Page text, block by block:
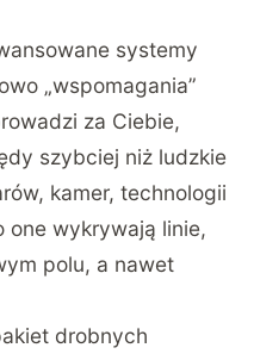
systemy
„wspomagania”
za Ciebie,
szybciej niż ludzkie
kamer, technologii
one wykrywają linie,
polu, a nawet
drobnych